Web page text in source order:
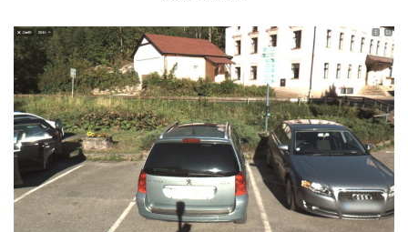
Socha Lišky v ZOO Hluboká
Socha Kudlanka v ZOO Hluboká
Socha Vlčice s mládětem v ZOO Hluboká
Socha Rys číhající na srnu v ZOO Hluboká
Socha Orlice v ZOO Hluboká
Socha Tygr v ZOO Hluboká
Socha Želva v ZOO Hluboká